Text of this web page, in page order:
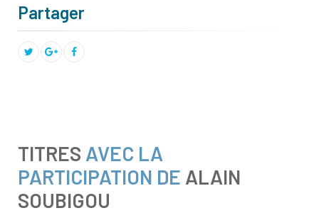
Partager
TITRES AVEC LA
PARTICIPATION DE ALAIN
SOUBIGOU